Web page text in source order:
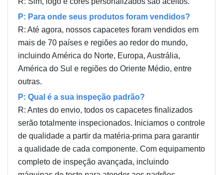
P: Para onde seus produtos foram vendidos?
R: Até agora, nossos capacetes foram vendidos em
mais de 70 países e regiões ao redor do mundo,
incluindo América do Norte, Europa, Austrália,
América do Sul e regiões do Oriente Médio, entre
outras.
P: Qual é a sua inspeção padrão?
R: Antes do envio, todos os capacetes finalizados
serão totalmente inspecionados. Iniciamos o controle
de qualidade a partir da matéria-prima para garantir
a qualidade de cada componente. Com equipamento
completo de inspeção avançada, incluindo